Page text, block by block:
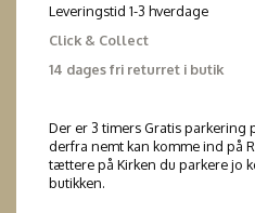
Leveringstid 1-3 hverdage
Click & Collect
14 dages fri returret i butik
Der er 3 timers Gratis parkering
derfra nemt kan komme ind på
tættere på Kirken du parkere jo
butikken.